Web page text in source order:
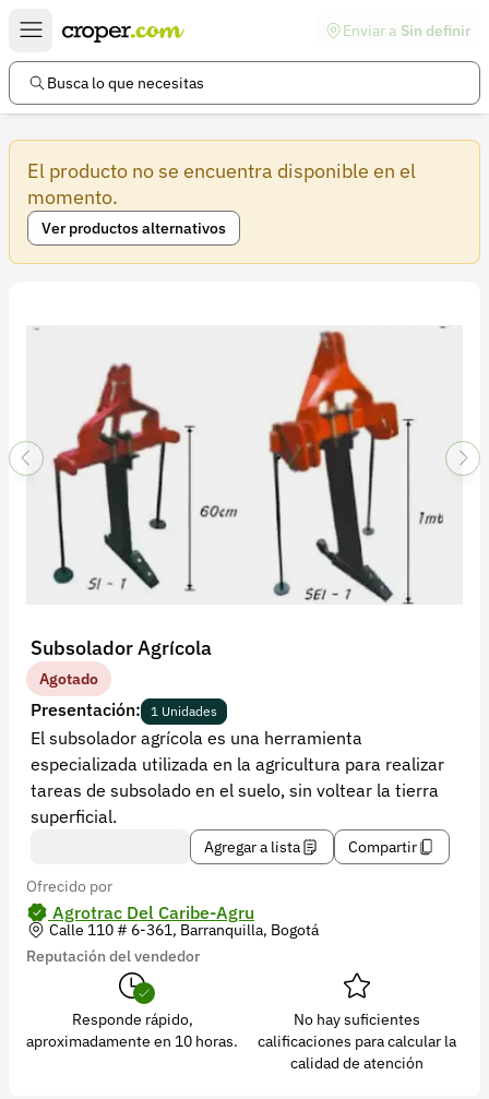
Enviar a Sin definir
Busca lo que necesitas
El producto no se encuentra disponible en el
momento.
Ver productos alternativos
Subsolador Agrícola
Agotado
Presentación: 1 Unidades
El subsolador agrícola es una herramienta
especializada utilizada en la agricultura para realizar
tareas de subsolado en el suelo, sin voltear la tierra
superficial.
Agregar a lista
Compartir
Ofrecido por
Agrotrac Del Caribe-Agru
Calle 110 # 6-361, Barranquilla, Bogotá
Reputación del vendedor
Responde rápido,
aproximadamente en 10 horas.
No hay suficientes
calificaciones para calcular la
calidad de atención
Enlaces de interés
Preguntas frecuentes
Ayuda
Información legal
Términos y condiciones
Política de privacidad
Iniciar sesión
Registrarse
Recuperar contraseña
Contacto
Soporte
contacto@croper.com
© 2026 Croper.com Todos los derechos reservados
Versión 5.45.0
Síguenos